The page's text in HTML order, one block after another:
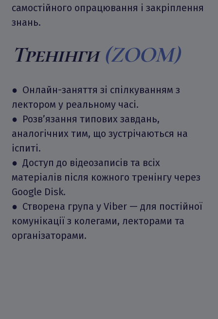
самостійного опрацювання і закріплення
знань.
Тренінги(ZOOM)
● Онлайн-заняття зі спілкуванням з
лектором у реальному часі.
● Розв’язання типових завдань,
аналогічних тим, що зустрічаються на
іспиті.
● Доступ до відеозаписів та всіх
матеріалів після кожного тренінгу через
Google Disk.
● Створена група у Viber — для постійної
комунікації з колегами, лекторами та
організаторами.